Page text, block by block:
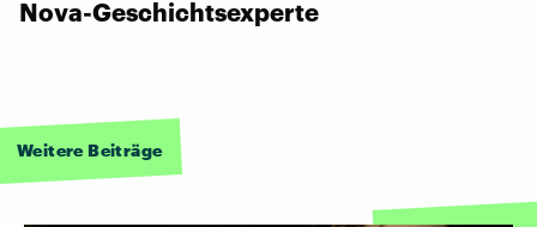
Nova-Geschichtsexperte
Weitere Beiträge